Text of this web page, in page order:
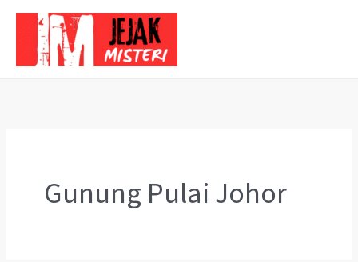
Skip
content
Gunung Pulai Johor